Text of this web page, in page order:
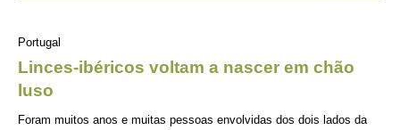
Portugal
Linces-ibéricos voltam a nascer em chão
luso
Foram muitos anos e muitas pessoas envolvidas dos dois lados da